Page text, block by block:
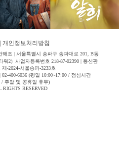
개인정보처리방침
조 | 서울특별시 송파구 송파대로 201, B동
워2) 사업자등록번호 218-87-02390 | 통신판
-2024-서울송파-3233호
02-400-6036 (평일 10:00~17:00 / 점심시간
/ 주말 및 공휴일 휴무)
RIGHTS RESERVED